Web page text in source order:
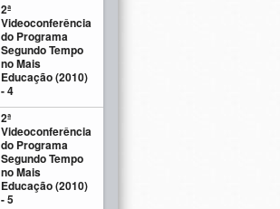
2ª
Videoconferência
do Programa
Segundo Tempo
no Mais
Educação (2010)
- 4
2ª
Videoconferência
do Programa
Segundo Tempo
no Mais
Educação (2010)
- 5